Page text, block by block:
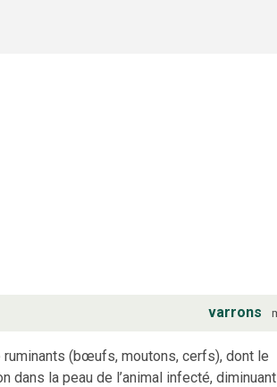
varrons
(bœufs, moutons, cerfs), dont le
la peau de l’animal infecté,